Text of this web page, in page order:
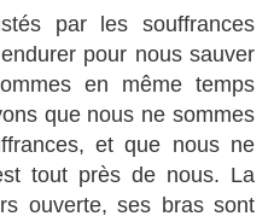
par les souffrances
pour nous sauver
en même temps
que nous ne sommes
et que nous ne
tout près de nous. La
ouverte, ses bras sont